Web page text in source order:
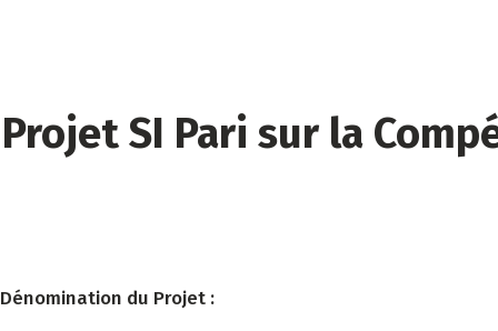
Projet SI Pari sur la
Dénomination du Projet :